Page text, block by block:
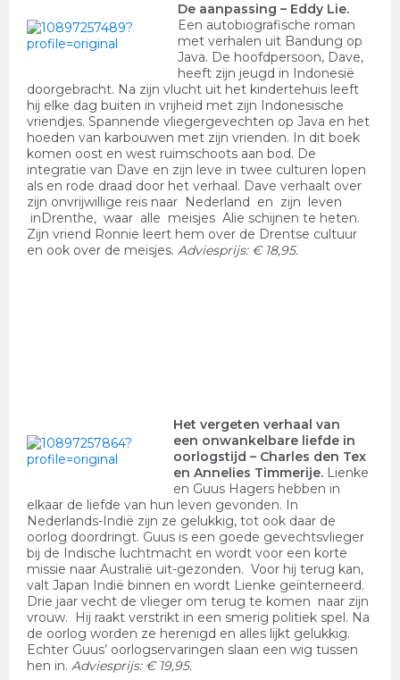
De aanpassing – Eddy Lie.
Een autobiografische roman
met verhalen uit Bandung op
Java. De hoofdpersoon, Dave,
heeft zijn jeugd in Indonesië
doorgebracht. Na zijn vlucht uit het kindertehuis leeft
hij elke dag buiten in vrijheid met zijn Indonesische
vriendjes. Spannende vliegergevechten op Java en het
hoeden van karbouwen met zijn vrienden. In dit boek
komen oost en west ruimschoots aan bod. De
integratie van Dave en zijn leve in twee culturen lopen
als en rode draad door het verhaal. Dave verhaalt over
zijn onvrijwillige reis naar Nederland en zijn leven
inDrenthe, waar alle meisjes Alie schijnen te heten.
Zijn vriend Ronnie leert hem over de Drentse cultuur
en ook over de meisjes. Adviesprijs: € 18,95.
Het vergeten verhaal van
een onwankelbare liefde in
oorlogstijd – Charles den Tex
en Annelies Timmerije. Lienke
en Guus Hagers hebben in
elkaar de liefde van hun leven gevonden. In
Nederlands-Indië zijn ze gelukkig, tot ook daar de
oorlog doordringt. Guus is een goede gevechtsvlieger
bij de Indische luchtmacht en wordt voor een korte
missie naar Australië uit-gezonden. Voor hij terug kan,
valt Japan Indië binnen en wordt Lienke geïnterneerd.
Drie jaar vecht de vlieger om terug te komen naar zijn
vrouw. Hij raakt verstrikt in een smerig politiek spel. Na
de oorlog worden ze herenigd en alles lijkt gelukkig.
Echter Guus’ oorlogservaringen slaan een wig tussen
hen in. Adviesprijs: € 19,95.